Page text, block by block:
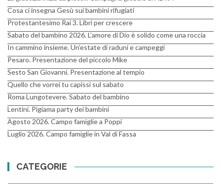
Cosa ci insegna Gesù sui bambini rifugiati
Protestantesimo Rai 3. Libri per crescere
Sabato del bambino 2026. L’amore di Dio è solido come una roccia
In cammino insieme. Un’estate di raduni e campeggi
Pesaro. Presentazione del piccolo Mike
Sesto San Giovanni. Presentazione al tempio
Quello che vorrei tu capissi sul sabato
Roma Lungotevere. Sabato del bambino
Lentini. Pigiama party dei bambini
Agosto 2026. Campo famiglie a Poppi
Luglio 2026. Campo famiglie in Val di Fassa
CATEGORIE